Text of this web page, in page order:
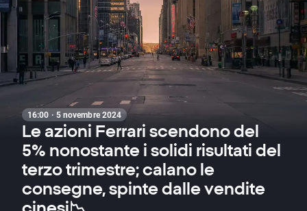
16:00 · 5 novembre 2024
Le azioni Ferrari scendono del
5% nonostante i solidi risultati del
terzo trimestre; calano le
consegne, spinte dalle vendite